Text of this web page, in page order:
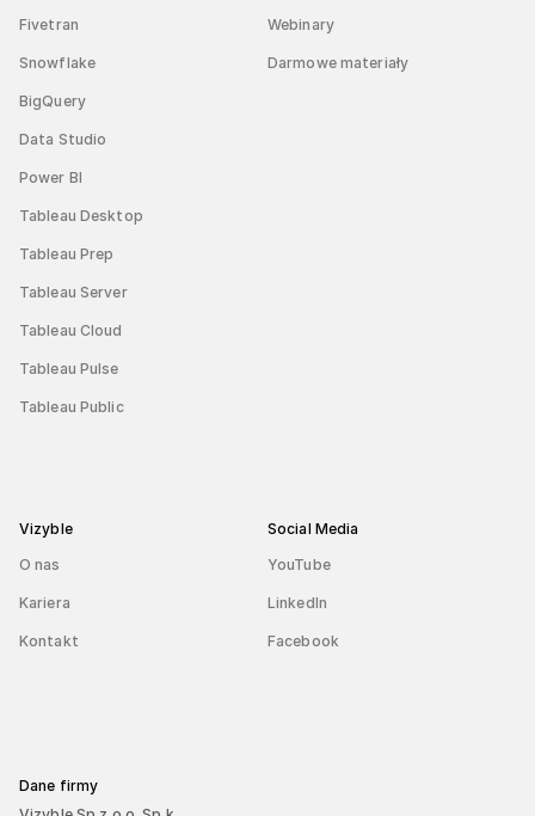
Fivetran
Snowflake
BigQuery
Data Studio
Power BI
Tableau Desktop
Tableau Prep
Tableau Server
Tableau Cloud
Tableau Pulse
Tableau Public
Webinary
Darmowe materiały
Vizyble
O nas
Kariera
Kontakt
Social Media
YouTube
LinkedIn
Facebook
Dane firmy